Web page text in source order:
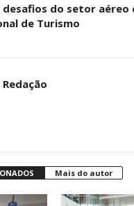
desafios do setor aéreo
de Turismo
Redação
Mais do autor